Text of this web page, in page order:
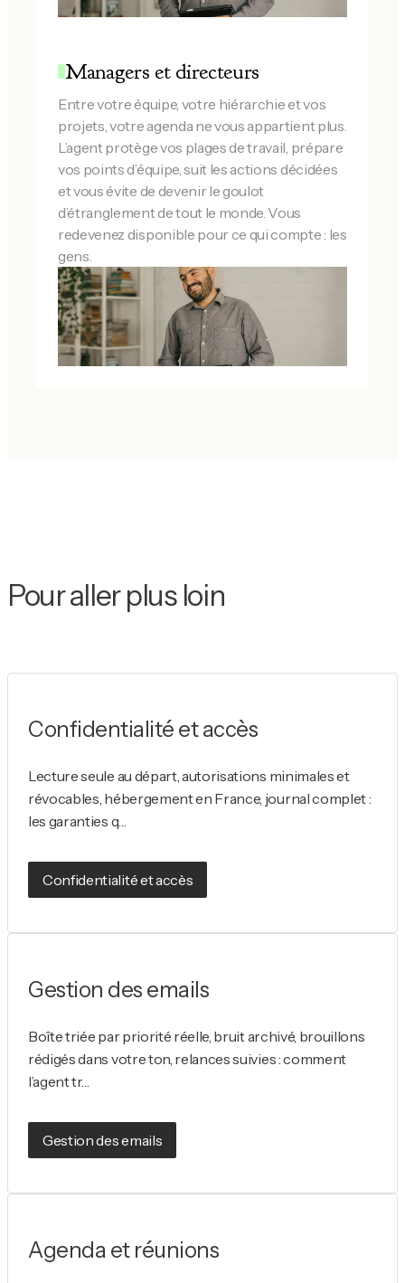
Managers et directeurs
Entre votre équipe, votre hiérarchie et vos
projets, votre agenda ne vous appartient plus.
L’agent protège vos plages de travail, prépare
vos points d’équipe, suit les actions décidées
et vous évite de devenir le goulot
d’étranglement de tout le monde. Vous
redevenez disponible pour ce qui compte : les
gens.
Pour aller plus loin
Confidentialité et accès
Lecture seule au départ, autorisations minimales et
révocables, hébergement en France, journal complet :
les garanties q…
Confidentialité et accès
Gestion des emails
Boîte triée par priorité réelle, bruit archivé, brouillons
rédigés dans votre ton, relances suivies : comment
l’agent tr…
Gestion des emails
Agenda et réunions